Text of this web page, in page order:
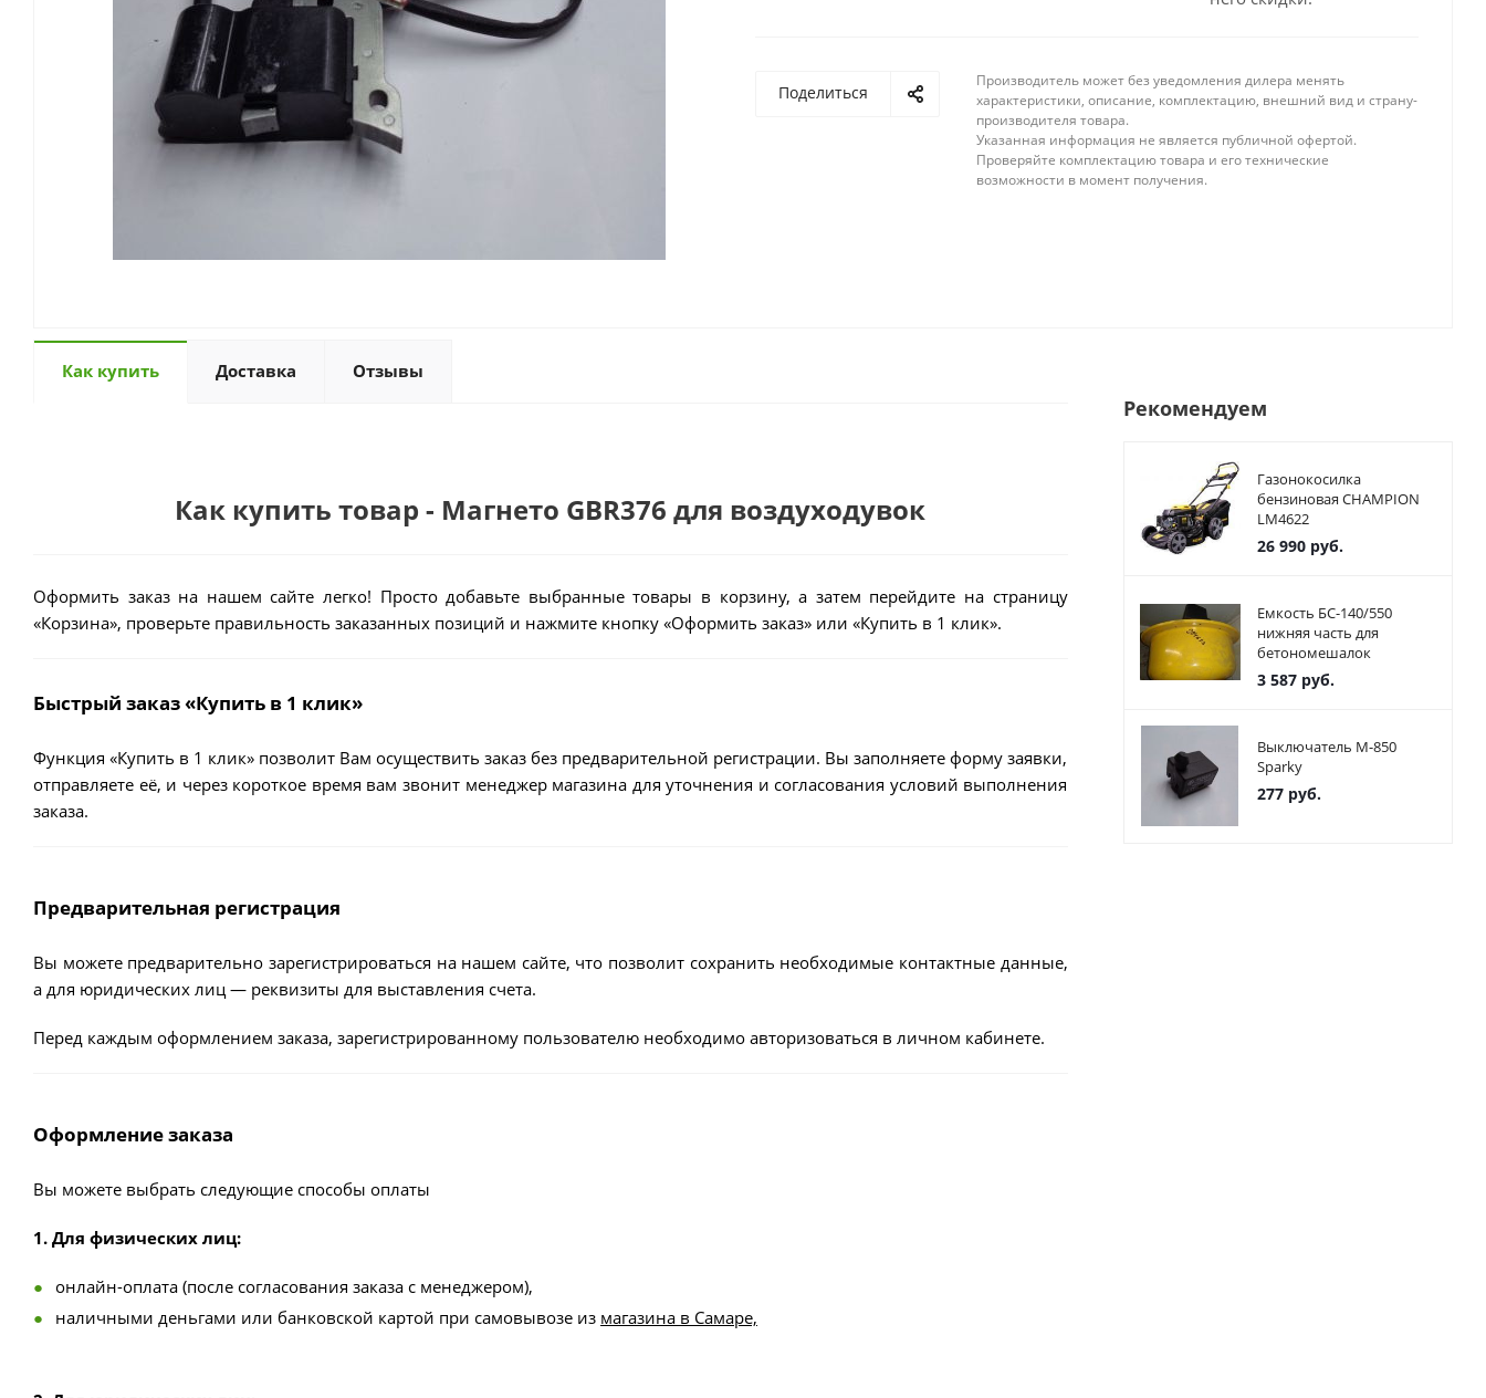
Поделиться
Производитель может без уведомления дилера менять
характеристики, описание, комплектацию, внешний вид и страну-
производителя товара.
Указанная информация не является публичной офертой.
Проверяйте комплектацию товара и его технические
возможности в момент получения.
Как купить Доставка Отзывы
Как купить товар - Магнето GBR376 для воздуходувок
Оформить заказ на нашем сайте легко! Просто добавьте выбранные товары в корзину, а затем перейдите на страницу
«Корзина», проверьте правильность заказанных позиций и нажмите кнопку «Оформить заказ» или «Купить в 1 клик».
Быстрый заказ «Купить в 1 клик»
Функция «Купить в 1 клик» позволит Вам осуществить заказ без предварительной регистрации. Вы заполняете форму заявки,
отправляете её, и через короткое время вам звонит менеджер магазина для уточнения и согласования условий выполнения
заказа.
Предварительная регистрация
Вы можете предварительно зарегистрироваться на нашем сайте, что позволит сохранить необходимые контактные данные,
а для юридических лиц — реквизиты для выставления счета.
Перед каждым оформлением заказа, зарегистрированному пользователю необходимо авторизоваться в личном кабинете.
Оформление заказа
Вы можете выбрать следующие способы оплаты
1. Для физических лиц:
онлайн-оплата (после согласования заказа с менеджером),
наличными деньгами или банковской картой при самовывозе из магазина в Самаре,
Рекомендуем
Газонокосилка
бензиновая CHAMPION
LM4622
26 990руб.
Емкость БС-140/550
нижняя часть для
бетономешалок
3 587руб.
Выключатель М-850
Sparky
277руб.